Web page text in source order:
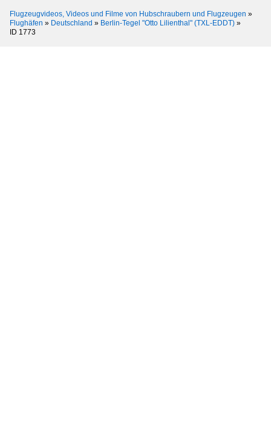
Flugzeugvideos, Videos und Filme von Hubschraubern und Flugzeugen »
Flughäfen » Deutschland » Berlin-Tegel "Otto Lilienthal" (TXL-EDDT) »
ID 1773